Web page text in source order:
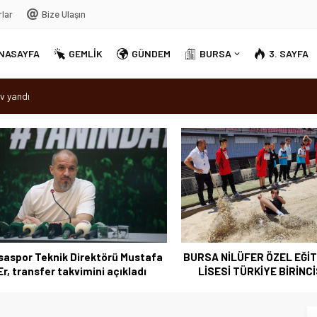
Bize Ulaşın
GEMLİK GÜNDEM BURSA 3. SAYFA
yandı
coşkuyla kutlandı
kadem bastı
Akıl” dönemi
Teknik Direktörü Mustafa
transfer takvimini açıkladı
BURSA NİLÜFER ÖZEL EĞİTİM
LİSESİ TÜRKİYE BİRİNCİSİ